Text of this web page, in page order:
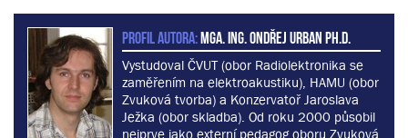
PROFIL AUTORA:MgA. Ing. Ondřej Urban Ph.D.
Vystudoval ČVUT (obor Radiolektronika se
zaměřením na elektroakustiku), HAMU (obor
Zvuková tvorba) a Konzervatoř Jaroslava
Ježka (obor skladba). Od roku 2000 působil
nejprve jako externí pedagog oboru Zvuková